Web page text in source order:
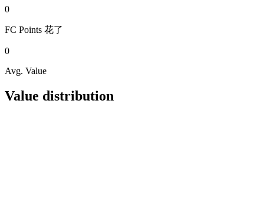
0
FC Points 花了
0
Avg. Value
Value distribution